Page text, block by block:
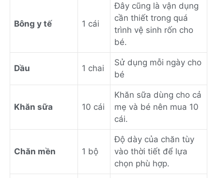
Bông y tế 1 cái
Đây cũng là vận dụng
cần thiết trong quá
trình vệ sinh rốn cho
bé.
Dầu 1 chai
Sử dụng mỗi ngày cho
bé
Khăn sữa 10 cái
Khăn sữa dùng cho cả
mẹ và bé nên mua 10
cái.
Chăn mền 1 bộ
Độ dày của chăn tùy
vào thời tiết để lựa
chọn phù hợp.